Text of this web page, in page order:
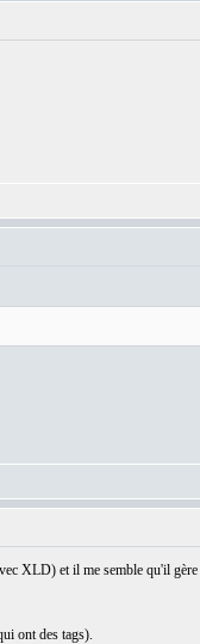
XLD) et il me semble qu'il
ont des tags).